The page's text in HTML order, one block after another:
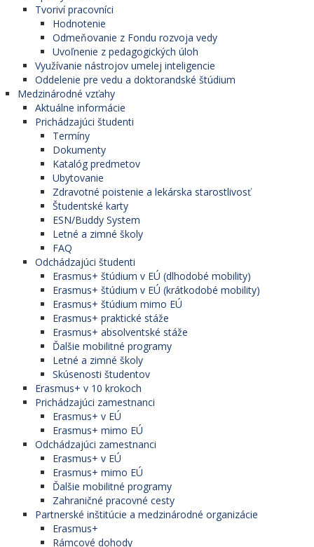
Tvoriví pracovníci
Hodnotenie
Odmeňovanie z Fondu rozvoja vedy
Uvoľnenie z pedagogických úloh
Využívanie nástrojov umelej inteligencie
Oddelenie pre vedu a doktorandské štúdium
Medzinárodné vzťahy
Aktuálne informácie
Prichádzajúci študenti
Termíny
Dokumenty
Katalóg predmetov
Ubytovanie
Zdravotné poistenie a lekárska starostlivosť
Študentské karty
ESN/Buddy System
Letné a zimné školy
FAQ
Odchádzajúci študenti
Erasmus+ štúdium v EÚ (dlhodobé mobility)
Erasmus+ štúdium v EÚ (krátkodobé mobility)
Erasmus+ štúdium mimo EÚ
Erasmus+ praktické stáže
Erasmus+ absolventské stáže
Ďalšie mobilitné programy
Letné a zimné školy
Skúsenosti študentov
Erasmus+ v 10 krokoch
Prichádzajúci zamestnanci
Erasmus+ v EÚ
Erasmus+ mimo EÚ
Odchádzajúci zamestnanci
Erasmus+ v EÚ
Erasmus+ mimo EÚ
Ďalšie mobilitné programy
Zahraničné pracovné cesty
Partnerské inštitúcie a medzinárodné organizácie
Erasmus+
Rámcové dohody